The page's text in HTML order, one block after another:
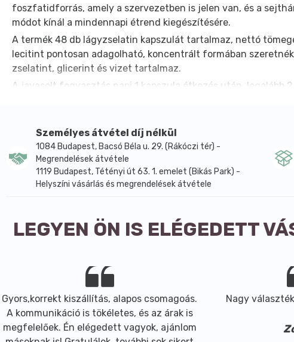
foszfatidforrás, amely a szervezetben is jelen van, és a
módot kínál a mindennapi étrend kiegészítésére.
A termék 48 db lágyzselatin kapszulát tartalmaz, nettó
lecitint pontosan adagolható, koncentrált formában
zselatint, glicerint és vizet tartalmaz.
A javasolt fogyasztás napi 1 kapszula étkezés után,
használják, különösen akkor, ha valaki egyszerűen
szobahőmérsékleten, 15–25 °C között javasolt. OGYÉI
Főbb hatóanyagok és összetevők
1 lágyzselatin kapszulában
Napi adag 1 kapszula
Napi adag hatóanyagtartalma 1200 mg lecitin
Nettó tömeg 79,68 g
OGYÉI nyilvántartási szám 17490/2016
Tárolás gyermekektől elzárva, szobahőmérsékleten 15–25 °C
Személyes átvétel díj nélkül
1084 Budapest, Bacsó Béla u. 29. (Rákóczi tér) -
Megrendelések átvétele
1119 Budapest, Tétényi út 63. 1. emelet (Bikás Park) -
Helyszíni vásárlás és megrendelések átvétele
LEGYEN ÖN IS ELÉGEDETT
Gyors,korrekt kiszállítás, alapos csomagoás.
A kommunikáció is tökéletes, és az árak is
megfelelőek. Én elégedett vagyok, ajánlom
Nagy